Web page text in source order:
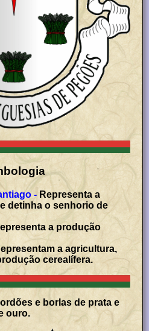
- Representa a
detinha o senhorio de
a produção
a agricultura,
cerealífera.
e borlas de prata e
ouro.